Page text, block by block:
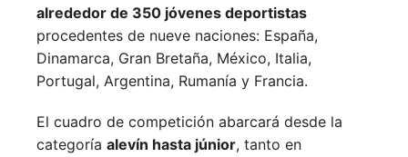
alrededor de 350 jóvenes deportistas
procedentes de nueve naciones: España,
Dinamarca, Gran Bretaña, México, Italia,
Portugal, Argentina, Rumanía y Francia.
El cuadro de competición abarcará desde la
categoría alevín hasta júnior, tanto en